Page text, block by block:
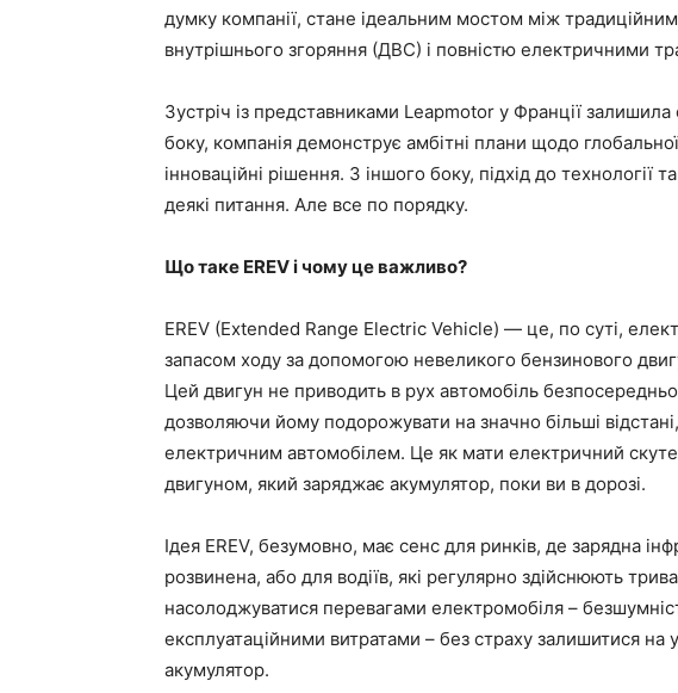
думку компанії, стане ідеальним мостом між
внутрішнього згоряння (ДВС) і повністю електричними
Зустріч із представниками Leapmotor у Франції
боку, компанія демонструє амбітні плани щодо
інноваційні рішення. З іншого боку, підхід до технології
деякі питання. Але все по порядку.
Що таке EREV і чому це важливо?
EREV (Extended Range Electric Vehicle) — це, по суті,
запасом ходу за допомогою невеликого бензинового
Цей двигун не приводить в рух автомобіль
дозволяючи йому подорожувати на значно більші
електричним автомобілем. Це як мати електричний
двигуном, який заряджає акумулятор, поки ви в дорозі.
Ідея EREV, безумовно, має сенс для ринків, де зарядна
розвинена, або для водіїв, які регулярно здійснюють
насолоджуватися перевагами електромобіля –
експлуатаційними витратами – без страху залишитися на
акумулятор.